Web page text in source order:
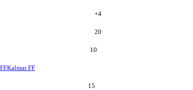
+4
20
10
Kalmar FF
15